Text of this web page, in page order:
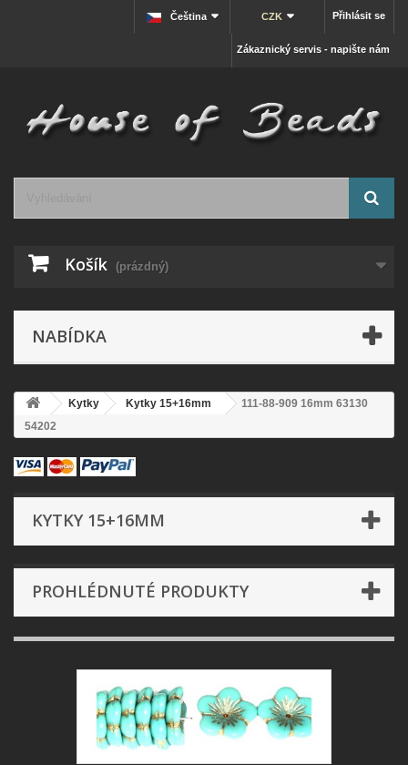
Přihlásit se
CZK
Čeština
Zákaznický servis - napište nám
Košík (prázdný)
NABÍDKA
Kytky Kytky 15+16mm
111-88-909 16mm 63130
54202
KYTKY 15+16MM
PROHLÉDNUTÉ PRODUKTY